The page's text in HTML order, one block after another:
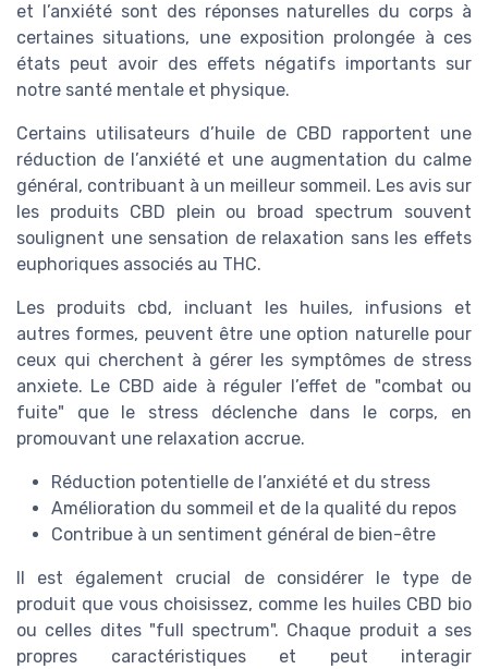
et l’anxiété sont des réponses naturelles du corps à
certaines situations, une exposition prolongée à ces
états peut avoir des effets négatifs importants sur
notre santé mentale et physique.
Certains utilisateurs d’huile de CBD rapportent une
réduction de l’anxiété et une augmentation du calme
général , contribuant à un meilleur sommeil. Les avis sur
les produits CBD plein ou broad spectrum souvent
soulignent une sensation de relaxation sans les effets
euphoriques associés au THC.
Les produits cbd, incluant les huiles, infusions et
autres formes, peuvent être une option naturelle pour
ceux qui cherchent à gérer les symptômes de stress
anxiete. Le CBD aide à réguler l’effet de "combat ou
fuite" que le stress déclenche dans le corps, en
promouvant une relaxation accrue.
Réduction potentielle de l’anxiété et du stress
Amélioration du sommeil et de la qualité du repos
Contribue à un sentiment général de bien-être
Il est également crucial de considérer le type de
produit que vous choisissez, comme les huiles CBD bio
ou celles dites "full spectrum". Chaque produit a ses
propres caractéristiques et peut interagir